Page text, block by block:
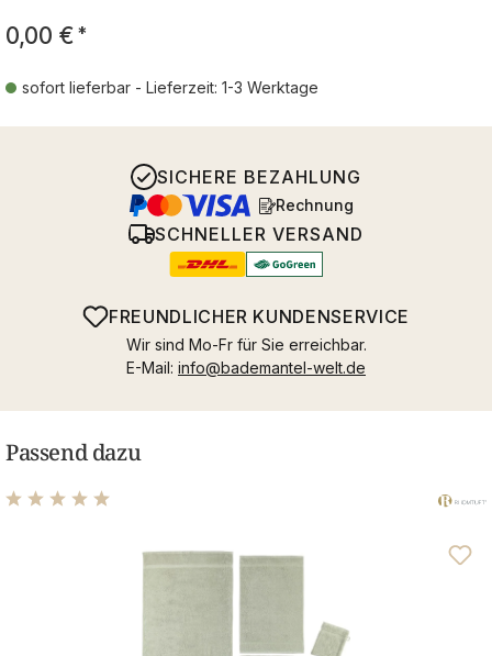
0,00 € *
sofort lieferbar - Lieferzeit: 1-3 Werktage
SICHERE BEZAHLUNG
Rechnung
SCHNELLER VERSAND
FREUNDLICHER KUNDENSERVICE
Wir sind Mo-Fr für Sie erreichbar.
E-Mail: info@bademantel-welt.de
Passend dazu